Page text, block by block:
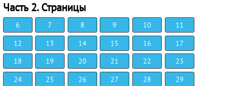
Часть 2. Страницы
6 7 8 9 10
11
12
13 14 15 16
17
18
19 20 21 22
23
24
25 26 27 28
29